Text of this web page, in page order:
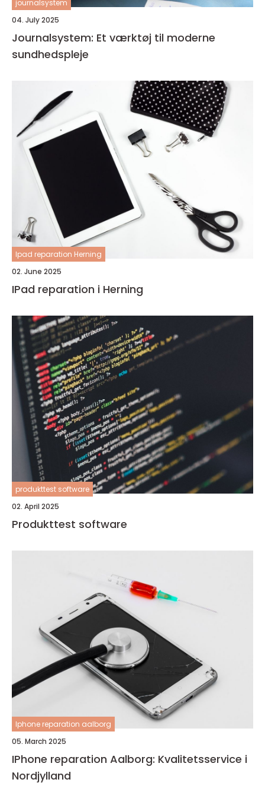
journalsystem
04. July 2025
Journalsystem: Et værktøj til moderne
sundhedspleje
Ipad reparation Herning
02. June 2025
IPad reparation i Herning
produkttest software
02. April 2025
Produkttest software
Iphone reparation aalborg
05. March 2025
IPhone reparation Aalborg: Kvalitetsservice i
Nordjylland